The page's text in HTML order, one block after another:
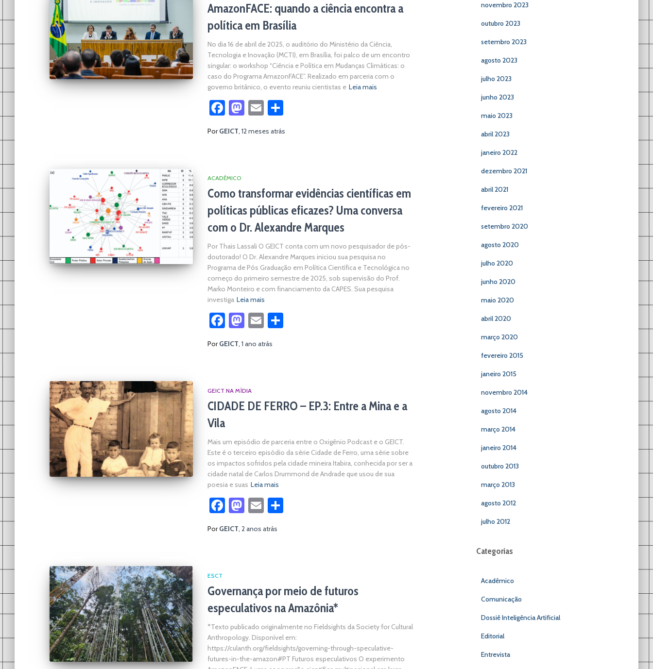
AmazonFACE: quando a ciência encontra a
política em Brasília
No dia 16 de abril de 2025, o auditório do Ministério da Ciência,
Tecnologia e Inovação (MCTI), em Brasília, foi palco de um encontro
singular: o workshop “Ciência e Política em Mudanças Climáticas: o
caso do Programa AmazonFACE”. Realizado em parceria com o
governo britânico, o evento reuniu cientistas e Leia mais
Facebook
Mastodon
Email
PorGEICT, 12 meses atrás
ACADÊMICO
Como transformar evidências científicas em
políticas públicas eficazes? Uma conversa
com o Dr. Alexandre Marques
Por Thais Lassali O GEICT conta com um novo pesquisador de pós-
doutorado! O Dr. Alexandre Marques iniciou sua pesquisa no
Programa de Pós Graduação em Política Científica e Tecnológica no
começo do primeiro semestre de 2025, sob supervisão do Prof.
Marko Monteiro e com financiamento da CAPES. Sua pesquisa
investiga Leia mais
Facebook
Mastodon
Email
PorGEICT, 1 ano atrás
GEICT NA MÍDIA
CIDADE DE FERRO – EP.3: Entre a Mina e a
Vila
Mais um episódio de parceria entre o Oxigênio Podcast e o GEICT.
Este é o terceiro episódio da série Cidade de Ferro, uma série sobre
os impactos sofridos pela cidade mineira Itabira, conhecida por ser a
cidade natal de Carlos Drummond de Andrade que usou de sua
poesia e suas Leia mais
Facebook
Mastodon
Email
PorGEICT, 2 anos atrás
ESCT
Governança por meio de futuros
especulativos na Amazônia*
*Texto publicado originalmente no Fieldsights da Society for Cultural
Anthropology. Disponível em:
https://culanth.org/fieldsights/governing-through-speculative-
futures-in-the-amazon#PT Futuros especulativos O experimento
novembro 2023
outubro 2023
setembro 2023
agosto 2023
julho 2023
junho 2023
maio 2023
abril 2023
janeiro 2022
dezembro 2021
abril 2021
fevereiro 2021
setembro 2020
agosto 2020
julho 2020
junho 2020
maio 2020
abril 2020
março 2020
fevereiro 2015
janeiro 2015
novembro 2014
agosto 2014
março 2014
janeiro 2014
outubro 2013
março 2013
agosto 2012
julho 2012
Categorias
Acadêmico
Comunicação
Dossiê Inteligência Artificial
Editorial
Entrevista